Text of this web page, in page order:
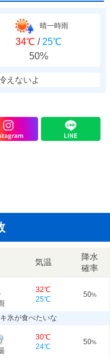
晴一時雨
34℃ / 25℃
50%
えないよ
気温
降水
確率
32℃
25℃
50%
氷が食べたいな
30℃
24℃
50%